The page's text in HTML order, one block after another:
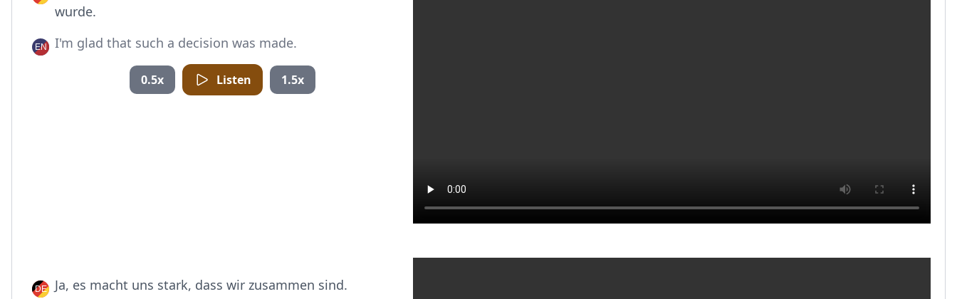
wurde.
I'm glad that such a decision was made.
0.5x Listen 1.5x
Ja, es macht uns stark, dass wir zusammen sind.